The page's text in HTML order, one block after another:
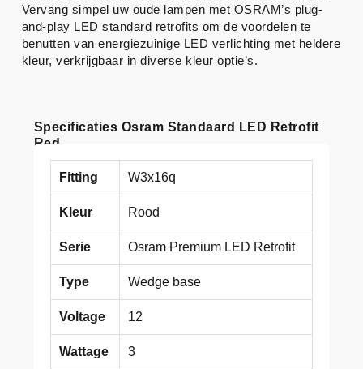
Specificaties Osram Standaard LED Retrofit
Red
Fitting W3x16q
Kleur Rood
Serie Osram Premium LED Retrofit
Type Wedge base
Voltage 12
Wattage 3
Vervang simpel uw oude lampen met OSRAM’s plug-
and-play LED standard retrofits om de voordelen te
benutten van energiezuinige LED verlichting met heldere
kleur, verkrijgbaar in diverse kleur optie’s.